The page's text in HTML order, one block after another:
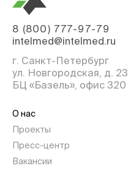
8 (800) 777-97-79
intelmed@intelmed.ru
г. Санкт-Петербург
ул. Новгородская, д. 23
БЦ «Базель», офис 320
О нас
Проекты
Пресс-центр
Вакансии